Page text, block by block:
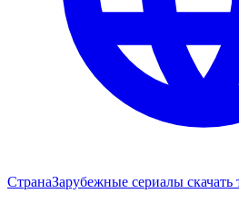
СтранаЗарубежные сериалы скачать